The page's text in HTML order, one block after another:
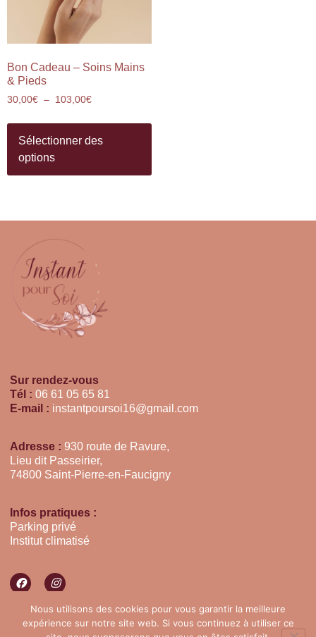
Bon Cadeau – Soins Mains
& Pieds
30,00€ – 103,00€
Sélectionner des
options
Sur rendez-vous
Tél :06 61 05 65 81
E-mail : instantpoursoi16@gmail.com
Adresse : 930 route de Ravure,
Lieu dit Passeirier,
74800 Saint-Pierre-en-Faucigny
Infos pratiques :
Parking privé
Institut climatisé
Réalisé avec ♡ parLa Box Créative
Nous utilisons des cookies pour vous garantir la meilleure
expérience sur notre site web. Si vous continuez à utiliser ce